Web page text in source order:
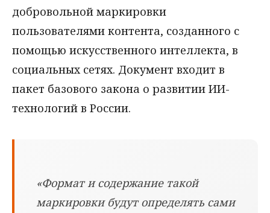
добровольной маркировки
пользователями контента, созданного с
помощью искусственного интеллекта, в
социальных сетях. Документ входит в
пакет базового закона о развитии ИИ-
технологий в России.
«Формат и содержание такой
маркировки будут определять сами